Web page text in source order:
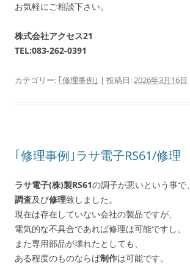
お気軽にご相談下さい。
株式会社アクセス21
TEL:083-262-0391
カテゴリー: ｢修理事例｣ | 投稿日:2026年3月16日
｢修理事例｣ラサ電子RS61/修理
ラサ電子(株)製RS61の調子が悪いという事で、
調査及び修理致しました。
現在は存在していない会社の製品ですが、
電気的な不具合であれば修理は可能ですし、
また専用部品が壊れたとしても、
ある程度のものならば制作は可能です。